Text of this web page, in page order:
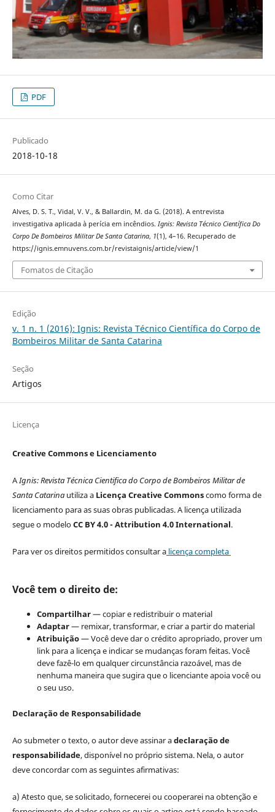
PDF
Publicado
2018-10-18
Como Citar
Alves, D. S. T., Vidal, V. V., & Ballardin, M. da G. (2018). A entrevista
investigativa aplicada à perícia em incêndios. Ignis: Revista Técnico Científica Do
Corpo De Bombeiros Militar De Santa Catarina, 1(1), 4–16. Recuperado de
https://ignis.emnuvens.com.br/revistaignis/article/view/1
Fomatos de Citação
Edição
v. 1 n. 1 (2016): Ignis: Revista Técnico Científica do Corpo de
Bombeiros Militar de Santa Catarina
Seção
Artigos
Licença
Creative Commons e Licenciamento
AIgnis: Revista Técnica Cientifica do Corpo de Bombeiros Militar de
Santa Catarinautiliza a Licença Creative Commonscomo forma de
licenciamento para as suas obras publicadas. A licença utilizada
segue o modeloCC BY 4.0 - Attribution 4.0 International.
Para ver os direitos permitidos consultar alicença completa
Você tem o direito de:
Compartilhar— copiar e redistribuir o material
Adaptar— remixar, transformar, e criar a partir do material
Atribuição— Você deve dar o crédito apropriado, prover um
link para a licença e indicar se mudanças foram feitas. Você
deve fazê-lo em qualquer circunstância razoável, mas de
nenhuma maneira que sugira que o licenciante apoia você ou
o seu uso.
Declaração de Responsabilidade
Ao submeter o texto, o autor deve assinar adeclaração de
responsabilidade, disponível no próprio sistema. Nela, o autor
deve concordar com as seguintes afirmativas:
a) Atesto que, se solicitado, fornecerei ou cooperarei na obtenção e